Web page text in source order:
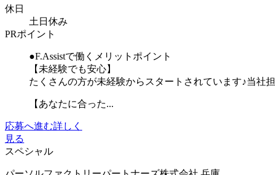
休日
土日休み
PRポイント
●F.Assistで働くメリットポイント
【未経験でも安心】
たくさんの方が未経験からスタートされています♪当社
【あなたに合った...
応募へ進む詳しく
見る
スペシャル